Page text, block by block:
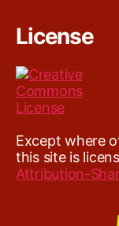
License
Except where
this site is
Attribution-